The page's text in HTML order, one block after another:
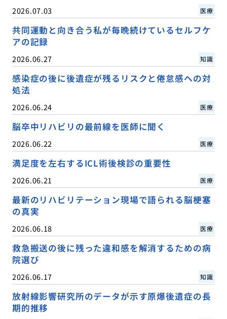
2026.07.03 医療
共同運動と向き合う私が毎晩続けているセルフケ
アの記録
2026.06.27 知識
感染症の後に後遺症が残るリスクと倦怠感への対
処法
2026.06.24 医療
脳卒中リハビリの最前線を医師に聞く
2026.06.22 医療
満足度を左右するICL術後検診の重要性
2026.06.21 医療
最新のリハビリテーション現場で語られる脳梗塞
の真実
2026.06.18 医療
救急搬送の後に残った違和感を解消するための病
院選び
2026.06.17 知識
放射線影響研究所のデータが示す原爆後遺症の長
期的推移